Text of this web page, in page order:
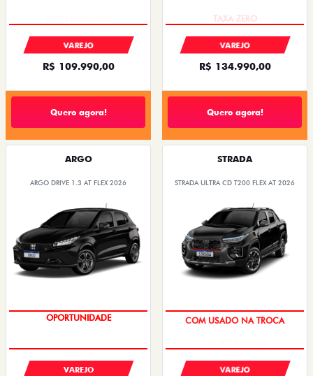
VAREJO
R$ 109.990,00
Quero agora!
VAREJO
R$ 134.990,00
Quero agora!
ARGO
ARGO DRIVE 1.3 AT FLEX 2026
OPORTUNIDADE
VAREJO
STRADA
STRADA ULTRA CD T200 FLEX AT 2026
COM USADO NA TROCA
VAREJO